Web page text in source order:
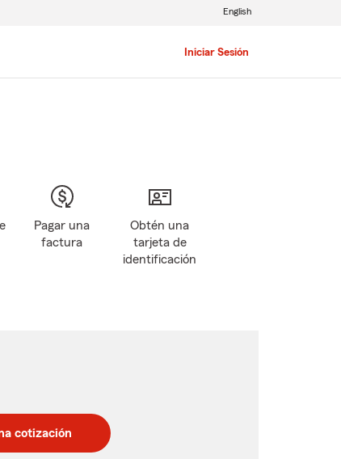
Iniciar Sesión
English
Pagar una
factura
Obtén una
tarjeta de
identificación
cotización